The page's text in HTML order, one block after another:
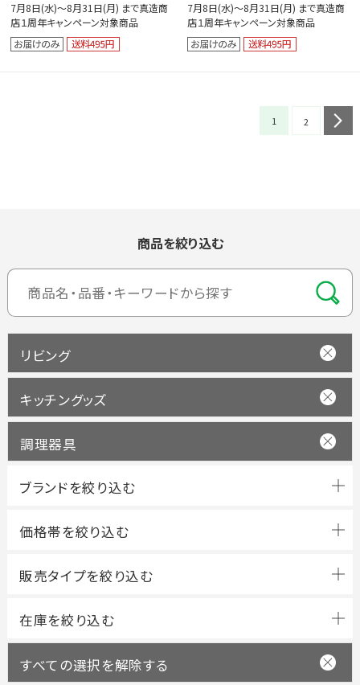
7月8日(水)～8月31日(月) まで真造商
店１周年キャンペーン対象商品
7月8日(水)～8月31日(月) まで真造商
店１周年キャンペーン対象商品
1 2
商品を絞り込む
リビング
キッチングッズ
調理器具
ブランドを絞り込む
すべての選択を解除する